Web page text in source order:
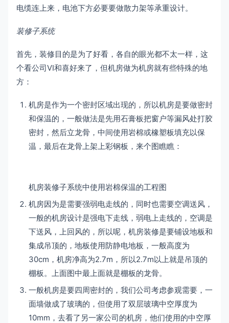
电缆连上来，电池下方必要要做散力架等承重设计。
装修子系统
首先，装修目的是为了好看，各自的眼光都不太一样，这
个看公司VI和喜好来了，但机房做为机房就有些特殊的地
方：
机房是作为一个密封区域出现的，所以机房是要做密封
和保温的，一般做法是先用石膏板把窗户等漏风处打胶
密封，然后立龙骨，中间使用岩棉或橡塑板填充以保
温，最后在龙骨上架上彩钢板，来个图瞧瞧：
机房装修子系统中使用岩棉保温的工程图
机房因为是需要强弱电走线的，同时也需要空调送风，
一般的机房设计是强电下走线，弱电上走线的，空调是
下送风，上回风的，所以呢，机房装修是要铺设地板和
集成吊顶的，地板使用防静电地板，一般高度为
30cm，机房净高为2.7m，所以2.7m以上就是吊顶的
棚板。上面图中最上面就是棚板的龙骨。
一般机房是要四周密封的，我们公司考虑参观需要，一
面墙做成了玻璃的，但使用了双层玻璃中空厚度为
10mm，去看了另一家公司的机房，他们使用的中空厚